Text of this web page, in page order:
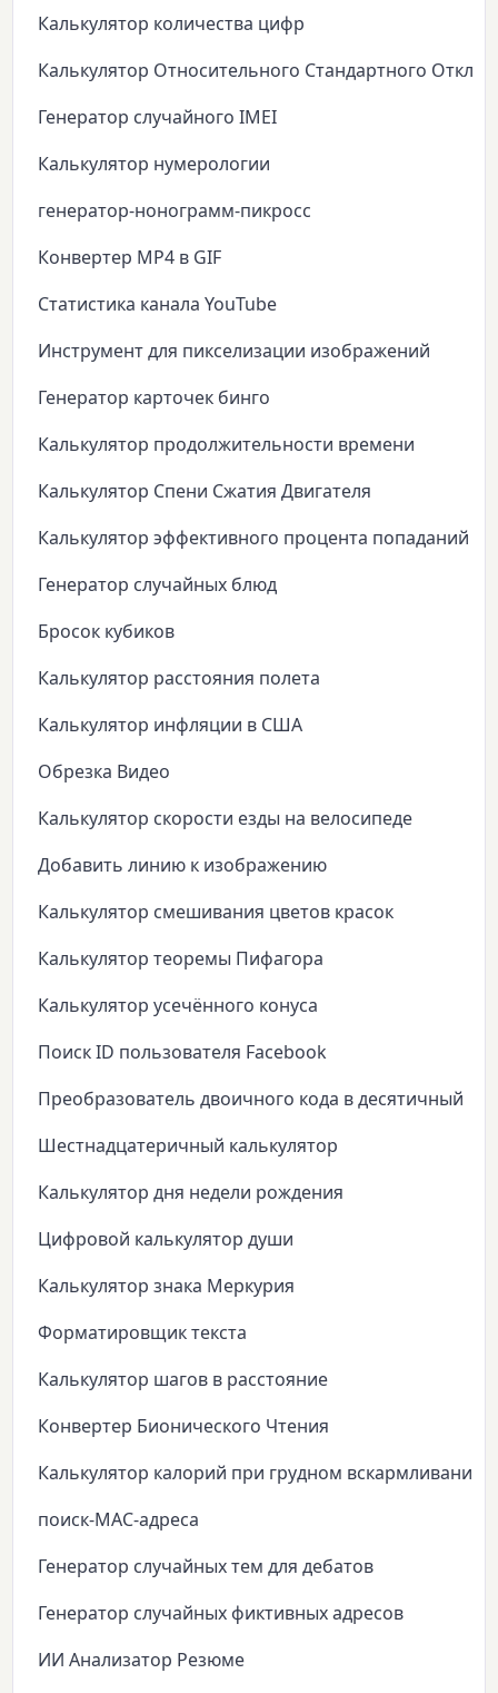
Калькулятор количества цифр
Калькулятор Относительного Стандартного
Генератор случайного IMEI
Калькулятор нумерологии
генератор-нонограмм-пикросс
Конвертер MP4 в GIF
Статистика канала YouTube
Инструмент для пикселизации изображений
Генератор карточек бинго
Калькулятор продолжительности времени
Калькулятор Спени Сжатия Двигателя
Калькулятор эффективного процента попаданий
Генератор случайных блюд
Бросок кубиков
Калькулятор расстояния полета
Калькулятор инфляции в США
Обрезка Видео
Калькулятор скорости езды на велосипеде
Добавить линию к изображению
Калькулятор смешивания цветов красок
Калькулятор теоремы Пифагора
Калькулятор усечённого конуса
Поиск ID пользователя Facebook
Преобразователь двоичного кода в десятичный
Шестнадцатеричный калькулятор
Калькулятор дня недели рождения
Цифровой калькулятор души
Калькулятор знака Меркурия
Форматировщик текста
Калькулятор шагов в расстояние
Конвертер Бионического Чтения
Калькулятор калорий при грудном вскармливании
поиск-MAC-адреса
Генератор случайных тем для дебатов
Генератор случайных фиктивных адресов
ИИ Анализатор Резюме